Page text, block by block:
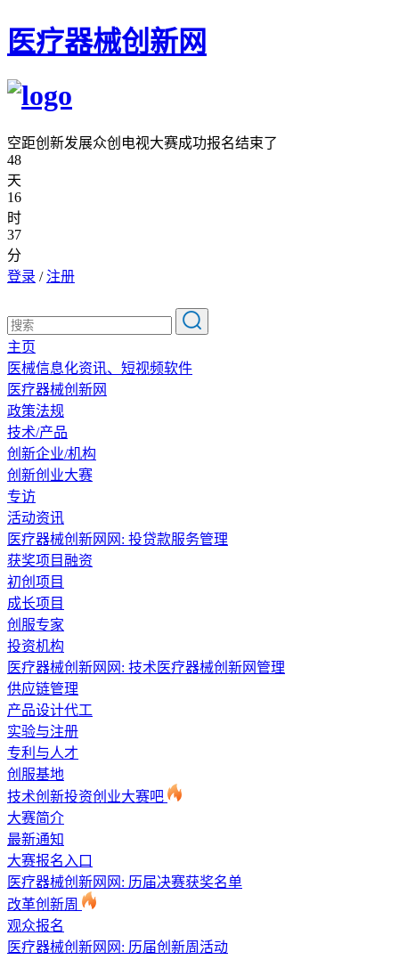
医疗器械创新网
空距创新发展众创电视大赛成功报名结束了
48
天
16
时
37
分
登录 /注册
主页
医械信息化资讯、短视频软件
医疗器械创新网
政策法规
技术/产品
创新企业/机构
创新创业大赛
专访
活动资讯
医疗器械创新网网: 投贷款服务管理
获奖项目融资
初创项目
成长项目
创服专家
投资机构
医疗器械创新网网: 技术医疗器械创新网管理
供应链管理
产品设计代工
实验与注册
专利与人才
创服基地
技术创新投资创业大赛吧
大赛简介
最新通知
大赛报名入口
医疗器械创新网网: 历届决赛获奖名单
改革创新周
观众报名
医疗器械创新网网: 历届创新周活动